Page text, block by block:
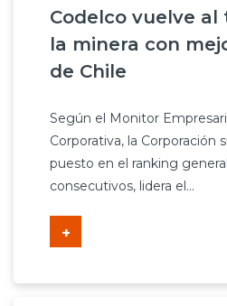
Codelco vuelve
la minera con
de Chile
Según el Monitor
Corporativa, la Corporación
puesto en el ranking
consecutivos, lidera el...
+